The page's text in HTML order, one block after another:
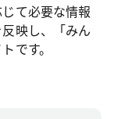
て必要な情報
映し、「みん
です。